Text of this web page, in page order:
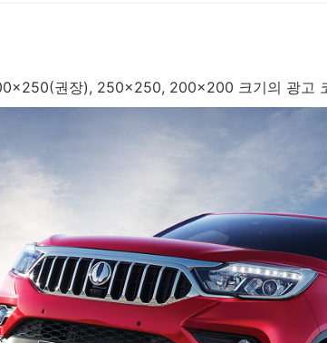
권장), 250x250, 200x200 크기의 광고